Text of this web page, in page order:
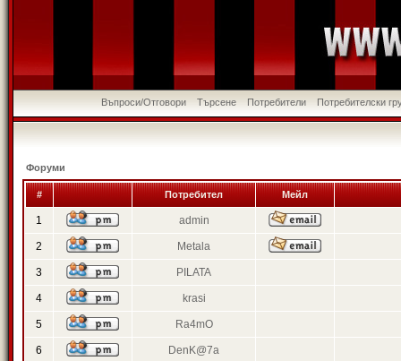
Въпроси/Отговори Търсене Потребители Потребителски
Форуми
# Потребител Мейл
1 admin
2 Metala
3 PILATA
4 krasi
5 Ra4mO
6 DenK@7a